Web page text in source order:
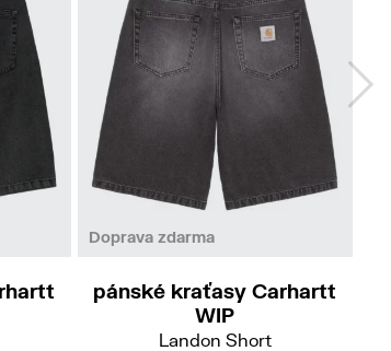
Doprava zdarma
3236
pánské kraťasy Carhartt
WIP
Landon Short